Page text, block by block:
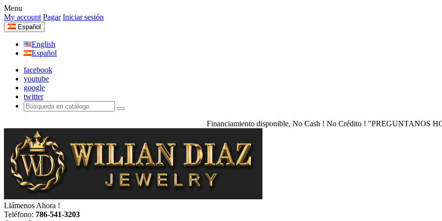
Menu
My account Pagar Iniciar sesión
Español
English
Español
facebook
youtube
google
twitter
Financiamiento disponible, No Cash ! No Crédito ! "PREGUNTANOS
Llámenos Ahora !
Teléfono: 786-541-3203